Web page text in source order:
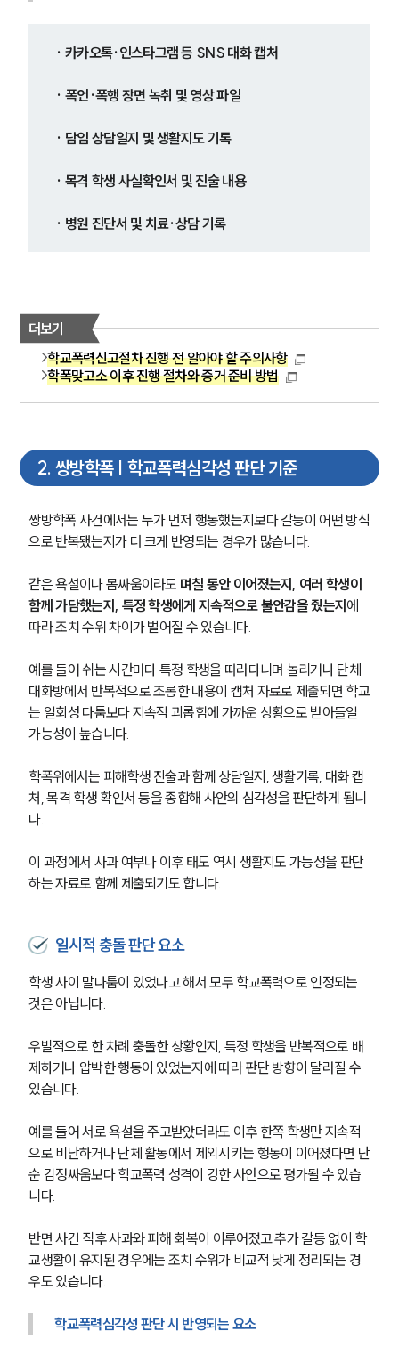
· 카카오톡·인스타그램 등 SNS 대화 캡처
· 폭언·폭행 장면 녹취 및 영상 파일
· 담임 상담일지 및 생활지도 기록
· 목격 학생 사실확인서 및 진술 내용
· 병원 진단서 및 치료·상담 기록
더보기
학교폭력신고절차 진행 전 알아야 할 주의사항
학폭맞고소 이후 진행 절차와 증거 준비 방법
2. 쌍방학폭 | 학교폭력심각성 판단 기준
쌍방학폭 사건에서는 누가 먼저 행동했는지보다 갈등이 어떤 방식
으로 반복됐는지가 더 크게 반영되는 경우가 많습니다.
같은 욕설이나 몸싸움이라도 며칠 동안 이어졌는지, 여러 학생이
함께 가담했는지, 특정 학생에게 지속적으로 불안감을 줬는지 에
따라 조치 수위 차이가 벌어질 수 있습니다.
예를 들어 쉬는 시간마다 특정 학생을 따라다니며 놀리거나 단체
대화방에서 반복적으로 조롱한 내용이 캡처 자료로 제출되면 학교
는 일회성 다툼보다 지속적 괴롭힘에 가까운 상황으로 받아들일
가능성이 높습니다.
학폭위에서는 피해학생 진술과 함께 상담일지, 생활기록, 대화 캡
처, 목격 학생 확인서 등을 종합해 사안의 심각성을 판단하게 됩니
다.
이 과정에서 사과 여부나 이후 태도 역시 생활지도 가능성을 판단
하는 자료로 함께 제출되기도 합니다.
일시적 충돌 판단 요소
학생 사이 말다툼이 있었다고 해서 모두 학교폭력으로 인정되는
것은 아닙니다.
우발적으로 한 차례 충돌한 상황인지, 특정 학생을 반복적으로 배
제하거나 압박한 행동이 있었는지에 따라 판단 방향이 달라질 수
있습니다.
예를 들어 서로 욕설을 주고받았더라도 이후 한쪽 학생만 지속적
으로 비난하거나 단체 활동에서 제외시키는 행동이 이어졌다면 단
순 감정싸움보다 학교폭력 성격이 강한 사안으로 평가될 수 있습
니다.
반면 사건 직후 사과와 피해 회복이 이루어졌고 추가 갈등 없이 학
교생활이 유지된 경우에는 조치 수위가 비교적 낮게 정리되는 경
우도 있습니다.
학교폭력심각성 판단 시 반영되는 요소